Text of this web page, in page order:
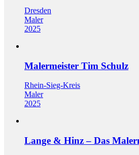
Dresden
Maler
2025
Malermeister Tim Schulz
Rhein-Sieg-Kreis
Maler
2025
Lange & Hinz – Das